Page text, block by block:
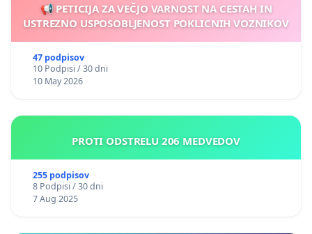
📢 PETICIJA ZA VEČJO VARNOST NA CESTAH IN
USTREZNO USPOSOBLJENOST POKLICNIH VOZNIKOV
47 podpisov
10 Podpisi / 30 dni
10 May 2026
PROTI ODSTRELU 206 MEDVEDOV
255 podpisov
8 Podpisi / 30 dni
7 Aug 2025